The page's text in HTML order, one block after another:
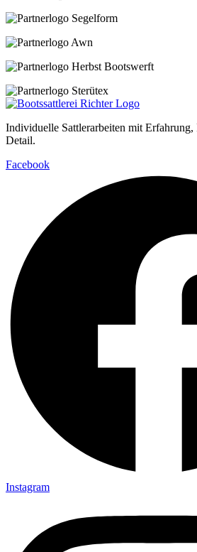
Individuelle Sattlerarbeiten mit
Detail.
Facebook
Instagram